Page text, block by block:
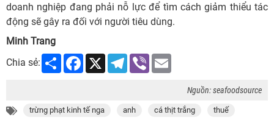
doanh nghiệp đang phải nỗ lực để tìm cách giảm thiểu tác
động sẽ gây ra đối với người tiêu dùng.
Minh Trang
Chia sẻ:
Share Facebook
X Telegram
Viber
Nguồn: seafoodsource
trừng phạt kinh tế nga anh cá thịt trắng thuế